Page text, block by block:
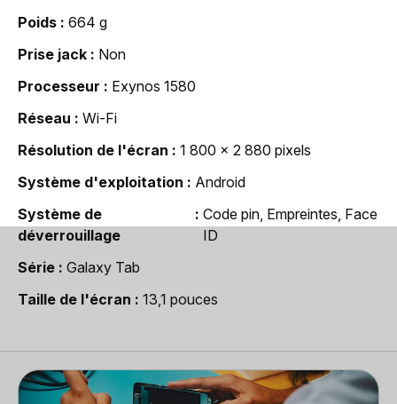
Poids
664 g
Prise jack
Non
Processeur
Exynos 1580
Réseau
Wi-Fi
Résolution de l'écran
1 800 x 2 880 pixels
Système d'exploitation
Android
Système de
déverrouillage
Code pin, Empreintes, Face
ID
Série
Galaxy Tab
Taille de l'écran
13,1 pouces